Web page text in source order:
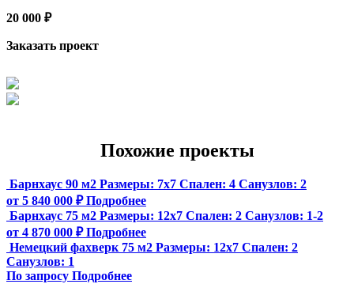
20 000 ₽
Заказать проект
Похожие проекты
Барнхаус 90 м2 Размеры: 7x7 Спален: 4 Санузлов: 2
от 5 840 000 ₽ Подробнее
Барнхаус 75 м2 Размеры: 12x7 Спален: 2 Санузлов: 1-2
от 4 870 000 ₽ Подробнее
Немецкий фахверк 75 м2 Размеры: 12x7 Спален: 2
Санузлов: 1
По запросу Подробнее